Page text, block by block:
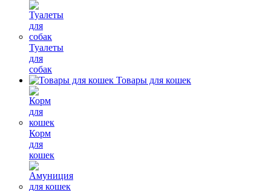
Туалеты
для
собак
Товары для кошек
Корм
для
кошек